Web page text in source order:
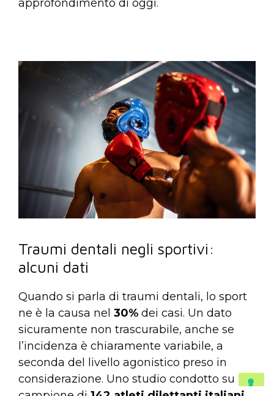
approfondimento di oggi.
Traumi dentali negli sportivi:
alcuni dati
Quando si parla di traumi dentali, lo sport
ne è la causa nel 30% dei casi. Un dato
sicuramente non trascurabile, anche se
l’incidenza è chiaramente variabile, a
seconda del livello agonistico preso in
considerazione. Uno studio condotto su un